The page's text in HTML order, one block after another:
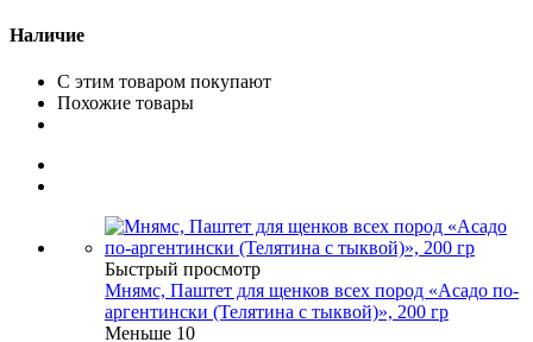
Наличие
С этим товаром покупают
Похожие товары
Быстрый просмотр
Мнямс, Паштет для щенков всех пород «Асадо по-
аргентински (Телятина с тыквой)», 200 гр
Меньше 10